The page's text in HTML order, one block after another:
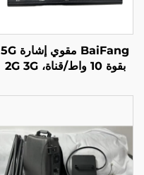
BaiFang مقوي إشارة 5G
بقوة 10 واط/قناة، 2G 3G